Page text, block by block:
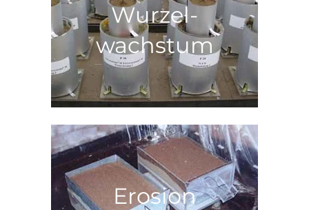
Wurzel-
wachstum
Erosion